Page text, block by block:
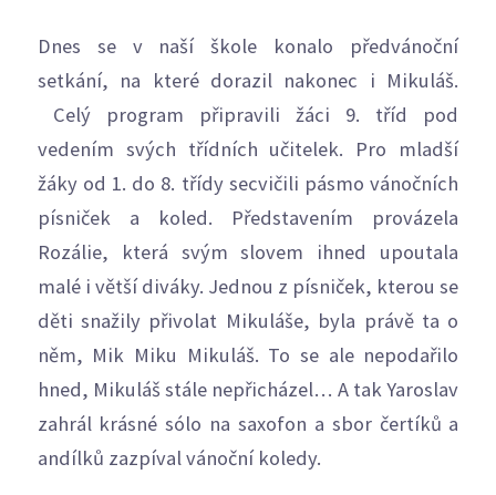
Dnes se v naší škole konalo předvánoční
setkání, na které dorazil nakonec i Mikuláš.
Celý program připravili žáci 9. tříd pod
vedením svých třídních učitelek. Pro mladší
žáky od 1. do 8. třídy secvičili pásmo vánočních
písniček a koled. Představením provázela
Rozálie, která svým slovem ihned upoutala
malé i větší diváky. Jednou z písniček, kterou se
děti snažily přivolat Mikuláše, byla právě ta o
něm, Mik Miku Mikuláš. To se ale nepodařilo
hned, Mikuláš stále nepřicházel… A tak Yaroslav
zahrál krásné sólo na saxofon a sbor čertíků a
andílků zazpíval vánoční koledy.